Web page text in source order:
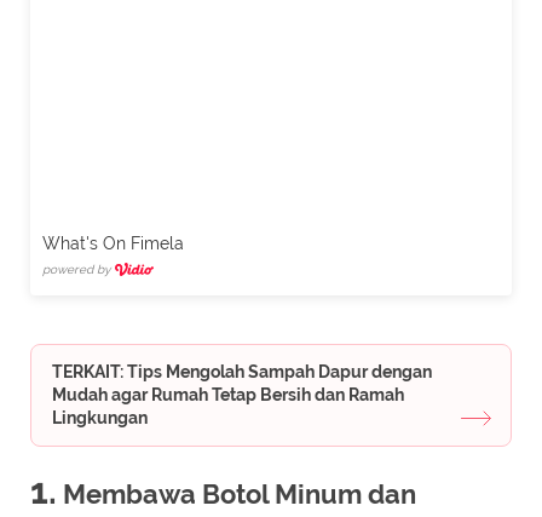
What's On Fimela
powered by
TERKAIT: Tips Mengolah Sampah Dapur dengan
Mudah agar Rumah Tetap Bersih dan Ramah
Lingkungan
1. Membawa Botol Minum dan